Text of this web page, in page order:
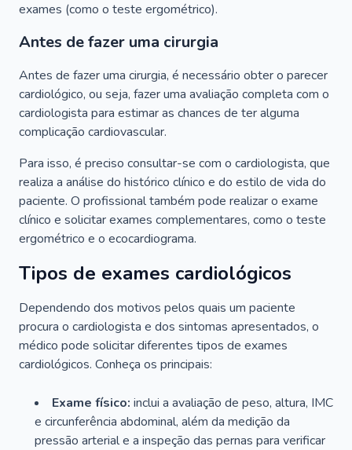
exames (como o teste ergométrico).
Antes de fazer uma cirurgia
Antes de fazer uma cirurgia, é necessário obter o parecer
cardiológico, ou seja, fazer uma avaliação completa com o
cardiologista para estimar as chances de ter alguma
complicação cardiovascular.
Para isso, é preciso consultar-se com o cardiologista, que
realiza a análise do histórico clínico e do estilo de vida do
paciente. O profissional também pode realizar o exame
clínico e solicitar exames complementares, como o teste
ergométrico e o ecocardiograma.
Tipos de exames cardiológicos
Dependendo dos motivos pelos quais um paciente
procura o cardiologista e dos sintomas apresentados, o
médico pode solicitar diferentes tipos de exames
cardiológicos. Conheça os principais:
Exame físico: inclui a avaliação de peso, altura, IMC
e circunferência abdominal, além da medição da
pressão arterial e a inspeção das pernas para verificar